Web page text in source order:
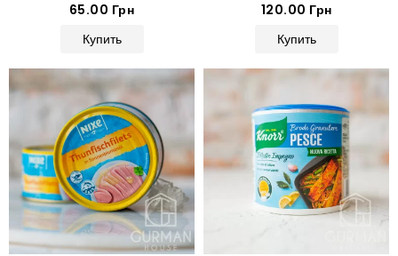
65.00 Грн
Купить
120.00 Грн
Купить